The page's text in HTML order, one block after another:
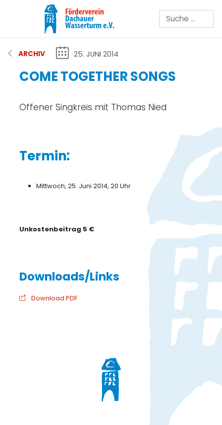
Suchen
ARCHIV 25. JUNI 2014
COME TOGETHER SONGS
Offener Singkreis mit Thomas Nied
Termin:
Mittwoch, 25. Juni 2014, 20 Uhr
Unkostenbeitrag 5 €
Download PDF